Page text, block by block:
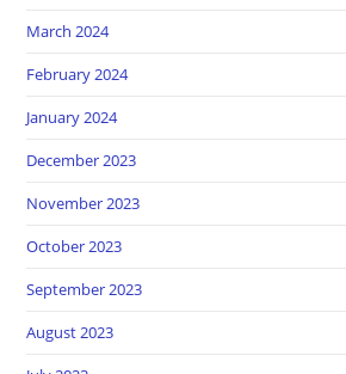
March 2024
February 2024
January 2024
December 2023
November 2023
October 2023
September 2023
August 2023